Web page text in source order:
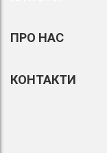
ПРО НАС
КОНТАКТИ